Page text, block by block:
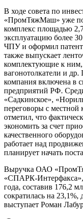
В ходе совета по
«ПромТяжМаш» уже
комплекс площадью
эксплуатацию более
ЧПУ и оформил
также выпускает
комплектующие к ним,
вагонотолкатели и
компания включена в
предприятий РФ.
«Садкинское»,
переговоры с
отметил, что
экономить за счет
качественного
работает над
планирует начать
Выручка ОАО
«СПАРК-Интерфакса»,
года, составив 176,2
сократилась на
выступает Роман